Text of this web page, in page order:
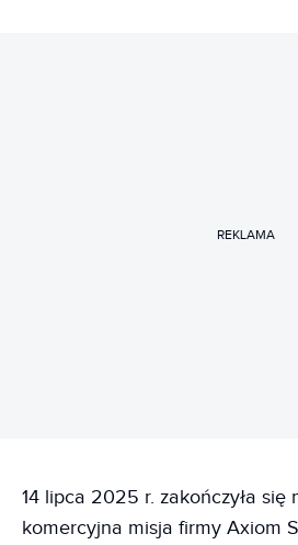
REKLAMA
14 lipca 2025 r. zakończyła się
komercyjna misja firmy Axiom